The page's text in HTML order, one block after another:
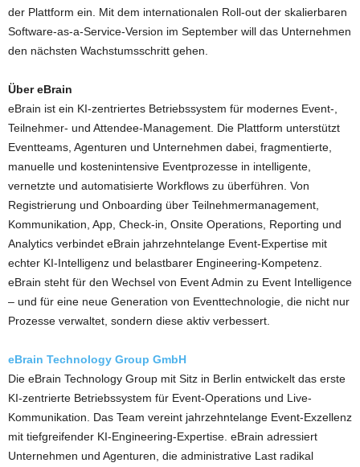
der Plattform ein. Mit dem internationalen Roll-out der skalierbaren
Software-as-a-Service-Version im September will das Unternehmen
den nächsten Wachstumsschritt gehen.
Über eBrain
eBrain ist ein KI-zentriertes Betriebssystem für modernes Event-,
Teilnehmer- und Attendee-Management. Die Plattform unterstützt
Eventteams, Agenturen und Unternehmen dabei, fragmentierte,
manuelle und kostenintensive Eventprozesse in intelligente,
vernetzte und automatisierte Workflows zu überführen. Von
Registrierung und Onboarding über Teilnehmermanagement,
Kommunikation, App, Check-in, Onsite Operations, Reporting und
Analytics verbindet eBrain jahrzehntelange Event-Expertise mit
echter KI-Intelligenz und belastbarer Engineering-Kompetenz.
eBrain steht für den Wechsel von Event Admin zu Event Intelligence
– und für eine neue Generation von Eventtechnologie, die nicht nur
Prozesse verwaltet, sondern diese aktiv verbessert.
eBrain Technology Group GmbH
Die eBrain Technology Group mit Sitz in Berlin entwickelt das erste
KI-zentrierte Betriebssystem für Event-Operations und Live-
Kommunikation. Das Team vereint jahrzehntelange Event-Exzellenz
mit tiefgreifender KI-Engineering-Expertise. eBrain adressiert
Unternehmen und Agenturen, die administrative Last radikal